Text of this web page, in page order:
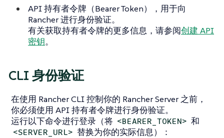
API 持有者令牌（Bearer Token），用于向
Rancher 进行身份验证。
有关获取持有者令牌的更多信息，请参阅创建 API
密钥。
CLI 身份验证
在使用 Rancher CLI 控制你的 Rancher Server 之前，
你必须使用 API 持有者令牌进行身份验证。
运行以下命令进行登录（将 <BEARER_TOKEN> 和
<SERVER_URL> 替换为你的实际信息）：